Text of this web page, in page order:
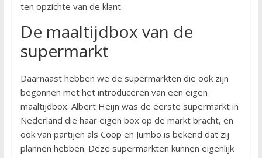
ten opzichte van de klant.
De maaltijdbox van de
supermarkt
Daarnaast hebben we de supermarkten die ook zijn
begonnen met het introduceren van een eigen
maaltijdbox. Albert Heijn was de eerste supermarkt in
Nederland die haar eigen box op de markt bracht, en
ook van partijen als Coop en Jumbo is bekend dat zij
plannen hebben. Deze supermarkten kunnen eigenlijk